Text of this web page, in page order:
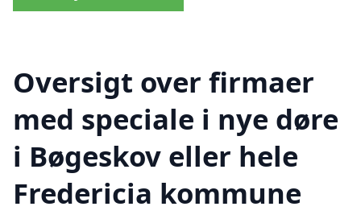
Oversigt over firmaer
med speciale i nye døre
i Bøgeskov eller hele
Fredericia kommune